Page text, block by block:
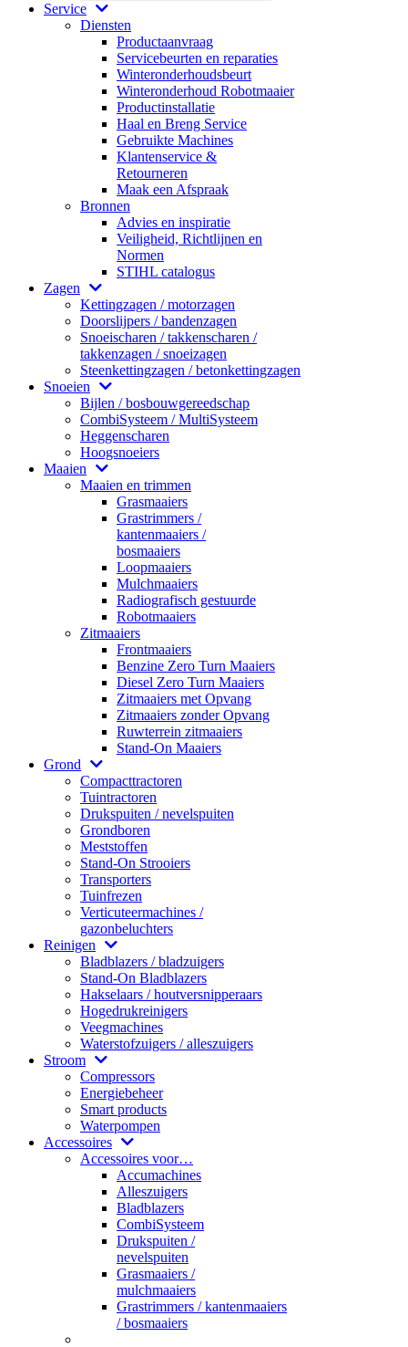
Service
Diensten
Productaanvraag
Servicebeurten en reparaties
Winteronderhoudsbeurt
Winteronderhoud Robotmaaier
Productinstallatie
Haal en Breng Service
Gebruikte Machines
Klantenservice &
Retourneren
Maak een Afspraak
Bronnen
Advies en inspiratie
Veiligheid, Richtlijnen en
Normen
STIHL catalogus
Zagen
Kettingzagen / motorzagen
Doorslijpers / bandenzagen
Snoeischaren / takkenscharen /
takkenzagen / snoeizagen
Steenkettingzagen / betonkettingzagen
Snoeien
Bijlen / bosbouwgereedschap
CombiSysteem / MultiSysteem
Heggenscharen
Hoogsnoeiers
Maaien
Maaien en trimmen
Grasmaaiers
Grastrimmers /
kantenmaaiers /
bosmaaiers
Loopmaaiers
Mulchmaaiers
Radiografisch gestuurde
Robotmaaiers
Zitmaaiers
Frontmaaiers
Benzine Zero Turn Maaiers
Diesel Zero Turn Maaiers
Zitmaaiers met Opvang
Zitmaaiers zonder Opvang
Ruwterrein zitmaaiers
Stand-On Maaiers
Grond
Compacttractoren
Tuintractoren
Drukspuiten / nevelspuiten
Grondboren
Meststoffen
Stand-On Strooiers
Transporters
Tuinfrezen
Verticuteermachines /
gazonbeluchters
Reinigen
Bladblazers / bladzuigers
Stand-On Bladblazers
Hakselaars / houtversnipperaars
Hogedrukreinigers
Veegmachines
Waterstofzuigers / alleszuigers
Stroom
Compressors
Energiebeheer
Smart products
Waterpompen
Accessoires
Accessoires voor…
Accumachines
Alleszuigers
Bladblazers
CombiSysteem
Drukspuiten /
nevelspuiten
Grasmaaiers /
mulchmaaiers
Grastrimmers / kantenmaaiers
/ bosmaaiers